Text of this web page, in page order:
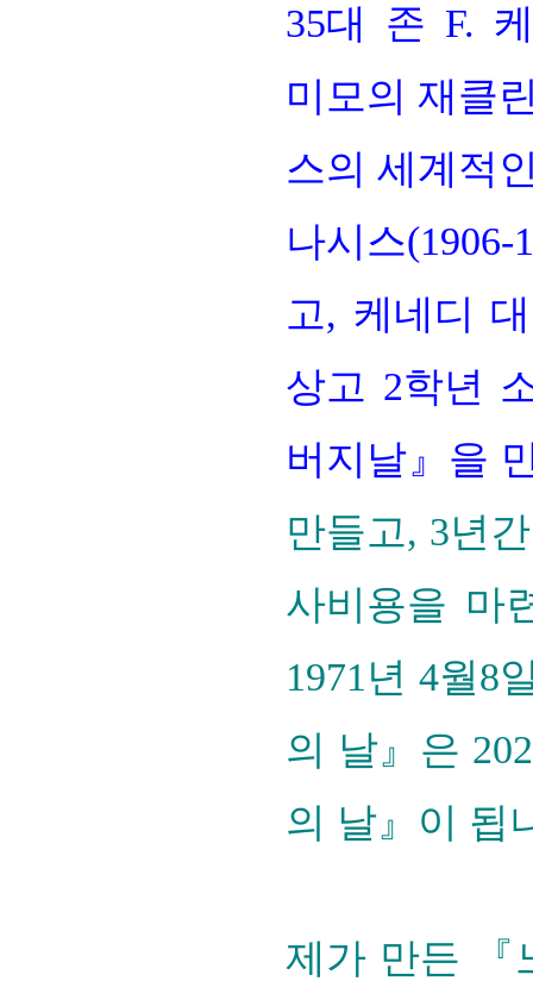
35대 존 F.
미모의 재클
스의 세계적
나시스
고, 케네디
상고 2학년
버지날』을
만들고, 3년
사비용을 마
1971년 4월8
의 날』은
의 날』이 됩
제가 만든 『